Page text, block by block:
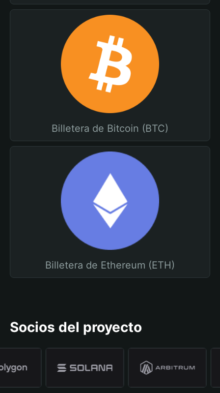
Billetera de Bitcoin (BTC)
Billetera de Ethereum (ETH)
Socios del proyecto